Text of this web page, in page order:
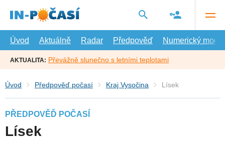
hlavní
Úvod
Aktuálně Radar Předpověď Numerický model
AKTUALITA: Převážně slunečno s letními teplotami
Úvod Předpověď počasí Kraj Vysočina Lísek
PŘEDPOVĚĎ POČASÍ
Lísek